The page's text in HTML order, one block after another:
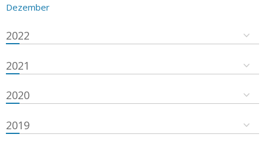
Dezember
2022
2021
2020
2019